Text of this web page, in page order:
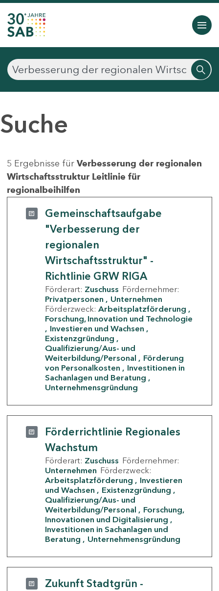
Suche
5 Ergebnisse für Verbesserung der regionalen
Wirtschaftsstruktur Leitlinie für
regionalbeihilfen
Gemeinschaftsaufgabe
"Verbesserung der
regionalen
Wirtschaftsstruktur" -
Richtlinie GRW RIGA
Förderart: Zuschuss Fördernehmer:
Privatpersonen
Unternehmen
Förderzweck: Arbeitsplatzförderung
Forschung, Innovation und Technologie
Investieren und Wachsen
Existenzgründung
Qualifizierung/Aus- und
Weiterbildung/Personal
Förderung
von Personalkosten
Investitionen in
Sachanlagen und Beratung
Unternehmensgründung
Förderrichtlinie Regionales
Wachstum
Förderart: Zuschuss Fördernehmer:
Unternehmen Förderzweck:
Arbeitsplatzförderung
Investieren
und Wachsen
Existenzgründung
Qualifizierung/Aus- und
Weiterbildung/Personal
Forschung,
Innovationen und Digitalisierung
Investitionen in Sachanlagen und
Beratung
Unternehmensgründung
Zukunft Stadtgrün -